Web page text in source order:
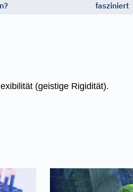
fasziniert
(geistige Rigidität).